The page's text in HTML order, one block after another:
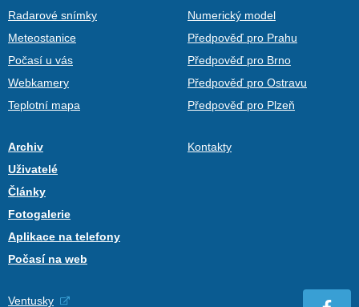
Radarové snímky
Meteostanice
Počasí u vás
Webkamery
Teplotní mapa
Numerický model
Předpověď pro Prahu
Předpověď pro Brno
Předpověď pro Ostravu
Předpověď pro Plzeň
Archiv
Uživatelé
Články
Fotogalerie
Aplikace na telefony
Počasí na web
Kontakty
Ventusky